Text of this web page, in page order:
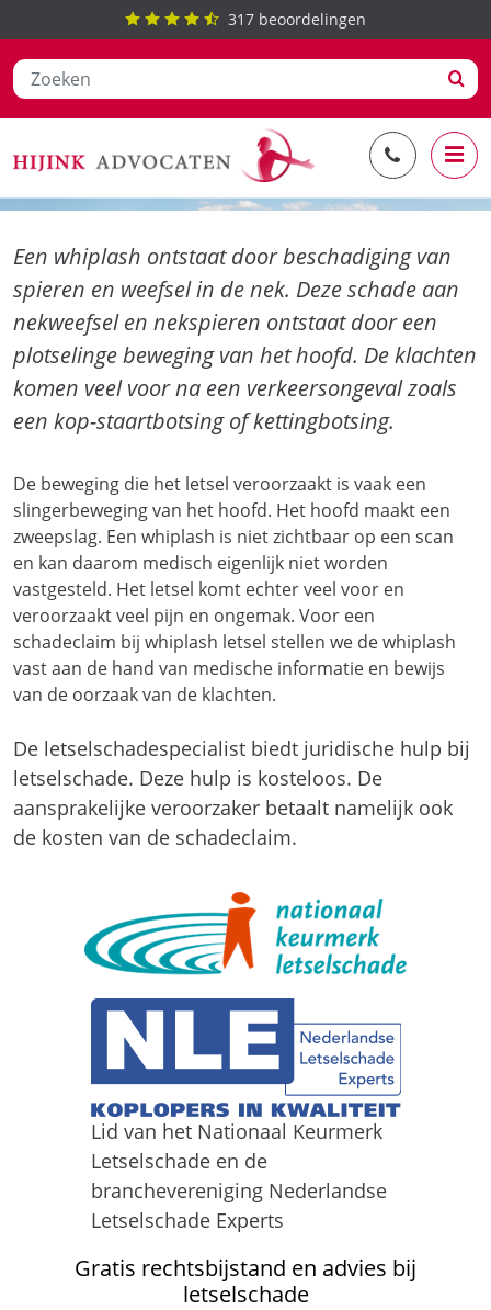
naar
de
317 beoordelingen
Whiplash
Een whiplash ontstaat door beschadiging van
spieren en weefsel in de nek. Deze schade aan
nekweefsel en nekspieren ontstaat door een
plotselinge beweging van het hoofd. De klachten
komen veel voor na een verkeersongeval zoals
een kop-staartbotsing of kettingbotsing.
De beweging die het letsel veroorzaakt is vaak een
slingerbeweging van het hoofd. Het hoofd maakt een
zweepslag. Een whiplash is niet zichtbaar op een scan
en kan daarom medisch eigenlijk niet worden
vastgesteld. Het letsel komt echter veel voor en
veroorzaakt veel pijn en ongemak. Voor een
schadeclaim bij whiplash letsel stellen we de whiplash
vast aan de hand van medische informatie en bewijs
van de oorzaak van de klachten.
De letselschadespecialist biedt juridische hulp bij
letselschade. Deze hulp is kosteloos. De
aansprakelijke veroorzaker betaalt namelijk ook
de kosten van de schadeclaim.
Lid van het Nationaal Keurmerk
Letselschade en de
branchevereniging Nederlandse
Letselschade Experts
Gratis rechtsbijstand en advies bij
letselschade